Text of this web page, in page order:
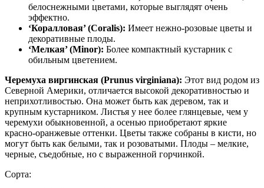
белоснежными цветами, которые выглядят очень
эффектно.
‘Коралловая’ (Coralis): Имеет нежно-розовые цветы и
декоративные плоды.
‘Мелкая’ (Minor): Более компактный кустарник с
обильным цветением.
Черемуха виргинская (Prunus virginiana): Этот вид родом из
Северной Америки, отличается высокой декоративностью и
неприхотливостью. Она может быть как деревом, так и
крупным кустарником. Листья у нее более глянцевые, чем у
черемухи обыкновенной, а осенью приобретают яркие
красно-оранжевые оттенки. Цветы также собраны в кисти, но
могут быть как белыми, так и розоватыми. Плоды – мелкие,
черные, съедобные, но с выраженной горчинкой.
Сорта: